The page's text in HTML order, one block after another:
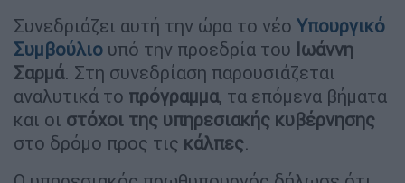
Συνεδριάζει αυτή την ώρα το νέο Υπουργικό
Συμβούλιο υπό την προεδρία του Ιωάννη
Σαρμά. Στη συνεδρίαση παρουσιάζεται
αναλυτικά το πρόγραμμα, τα επόμενα βήματα
και οι στόχοι της υπηρεσιακής κυβέρνησης
στο δρόμο προς τις κάλπες.